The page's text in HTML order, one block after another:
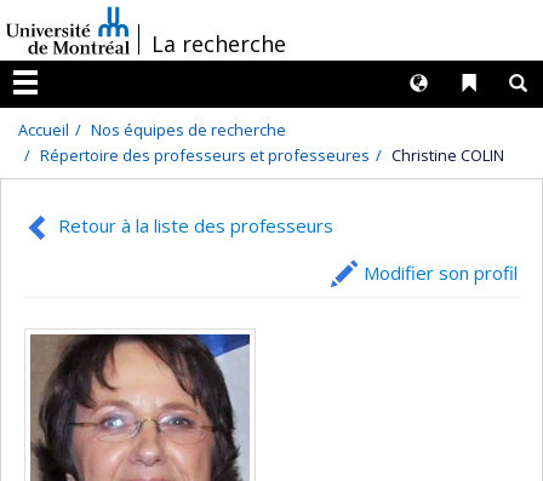
au
contenu
/La recherche
Menu
Liens
Langues
Accueil
Nos équipes de recherche
Répertoire des professeurs et professeures
Christine COLIN
Retour à la liste des professeurs
Modifier son profil